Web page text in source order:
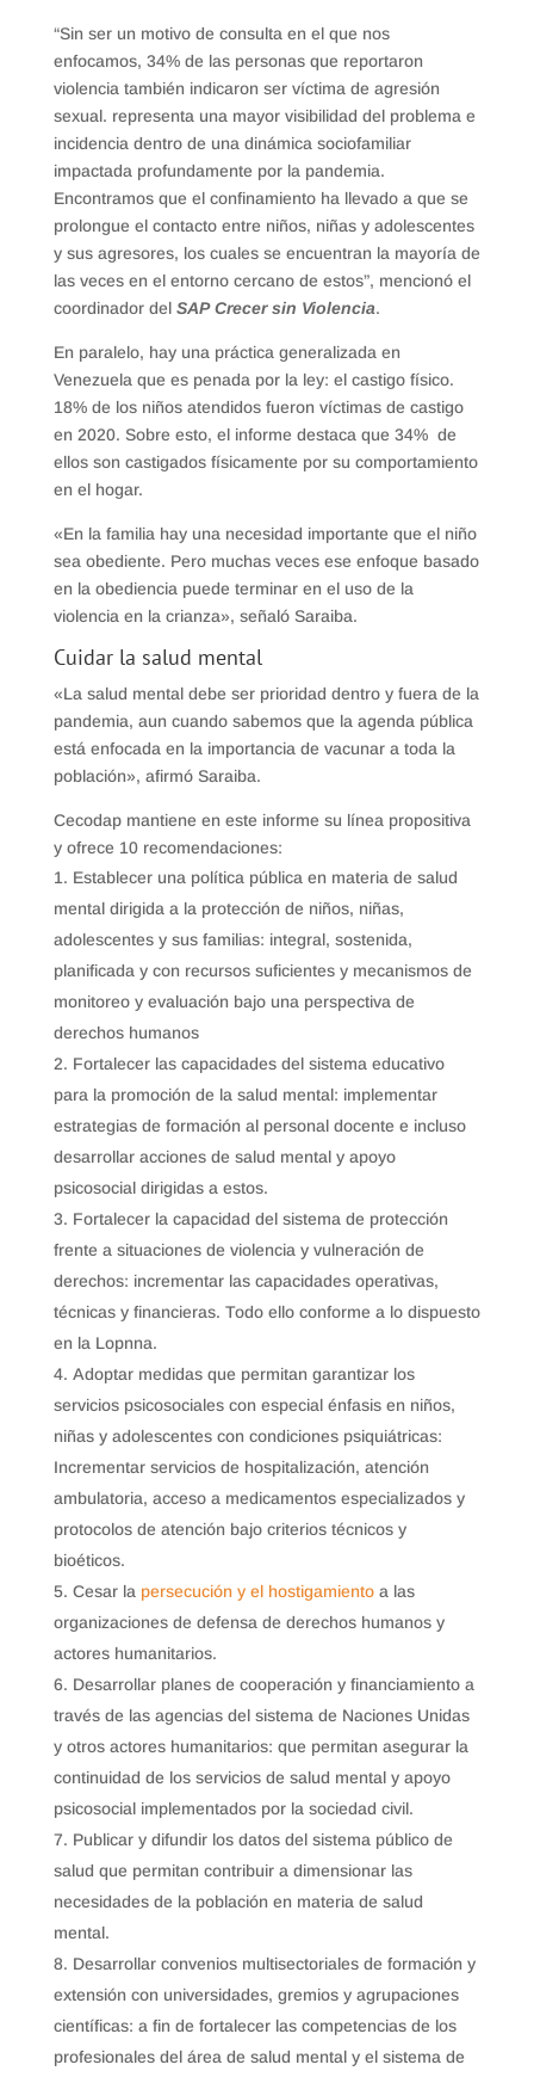
“Sin ser un motivo de consulta en el que nos
enfocamos, 34% de las personas que reportaron
violencia también indicaron ser víctima de agresión
sexual. representa una mayor visibilidad del problema e
incidencia dentro de una dinámica sociofamiliar
impactada profundamente por la pandemia.
Encontramos que el confinamiento ha llevado a que se
prolongue el contacto entre niños, niñas y adolescentes
y sus agresores, los cuales se encuentran la mayoría de
las veces en el entorno cercano de estos”, mencionó el
coordinador del SAP Crecer sin Violencia.
En paralelo, hay una práctica generalizada en
Venezuela que es penada por la ley: el castigo físico.
18% de los niños atendidos fueron víctimas de castigo
en 2020. Sobre esto, el informe destaca que 34% de
ellos son castigados físicamente por su comportamiento
en el hogar.
«En la familia hay una necesidad importante que el niño
sea obediente. Pero muchas veces ese enfoque basado
en la obediencia puede terminar en el uso de la
violencia en la crianza», señaló Saraiba.
Cuidar la salud mental
«La salud mental debe ser prioridad dentro y fuera de la
pandemia, aun cuando sabemos que la agenda pública
está enfocada en la importancia de vacunar a toda la
población», afirmó Saraiba.
Cecodap mantiene en este informe su línea propositiva
y ofrece 10 recomendaciones:
Establecer una política pública en materia de salud
mental dirigida a la protección de niños, niñas,
adolescentes y sus familias: integral, sostenida,
planificada y con recursos suficientes y mecanismos de
monitoreo y evaluación bajo una perspectiva de
derechos humanos
Fortalecer las capacidades del sistema educativo
para la promoción de la salud mental: implementar
estrategias de formación al personal docente e incluso
desarrollar acciones de salud mental y apoyo
psicosocial dirigidas a estos.
Fortalecer la capacidad del sistema de protección
frente a situaciones de violencia y vulneración de
derechos: incrementar las capacidades operativas,
técnicas y financieras. Todo ello conforme a lo dispuesto
en la Lopnna.
Adoptar medidas que permitan garantizar los
servicios psicosociales con especial énfasis en niños,
niñas y adolescentes con condiciones psiquiátricas:
Incrementar servicios de hospitalización, atención
ambulatoria, acceso a medicamentos especializados y
protocolos de atención bajo criterios técnicos y
bioéticos.
Cesar la persecución y el hostigamientoa las
organizaciones de defensa de derechos humanos y
actores humanitarios.
Desarrollar planes de cooperación y financiamiento a
través de las agencias del sistema de Naciones Unidas
y otros actores humanitarios: que permitan asegurar la
continuidad de los servicios de salud mental y apoyo
psicosocial implementados por la sociedad civil.
Publicar y difundir los datos del sistema público de
salud que permitan contribuir a dimensionar las
necesidades de la población en materia de salud
mental.
Desarrollar convenios multisectoriales de formación y
extensión con universidades, gremios y agrupaciones
científicas: a fin de fortalecer las competencias de los
profesionales del área de salud mental y el sistema de